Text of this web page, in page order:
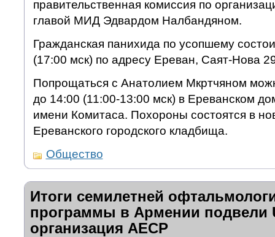
правительственная комиссия по
главой МИД Эдвардом Налбандяном.
Гражданская панихида по усопшему
(17:00 мск) по адресу Ереван, Саят-Нова
Попрощаться с Анатолием Мкртчяном
до 14:00 (11:00-13:00 мск) в Ереванском
имени Комитаса. Похороны состоятся в
Ереванского городского кладбища.
Общество
Итоги семилетней
программы в Армении подвели
организация AECP